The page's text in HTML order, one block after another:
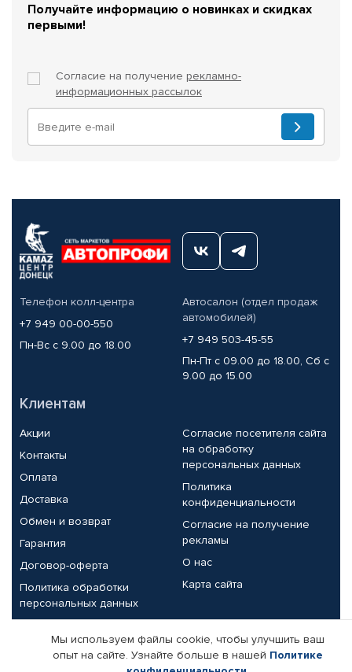
Получайте информацию о новинках и скидках
первыми!
Согласие на получение рекламно-
информационных рассылок
Телефон колл-центра
+7 949 00-00-550
Пн-Вс с 9.00 до 18.00
Автосалон (отдел продаж
автомобилей)
+7 949 503-45-55
Пн-Пт с 09.00 до 18.00, Сб с
9.00 до 15.00
Клиентам
Акции
Контакты
Оплата
Доставка
Обмен и возврат
Гарантия
Договор-оферта
Политика обработки
персональных данных
Согласие посетителя сайта
на обработку
персональных данных
Политика
конфиденциальности
Согласие на получение
рекламы
О нас
Карта сайта
Партнерам
Корпоративным клиентам Реквизиты компании
Мы используем файлы cookie, чтобы улучшить ваш
опыт на сайте. Узнайте больше в нашей Политике